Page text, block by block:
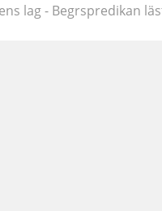
lag - Begrspredikan